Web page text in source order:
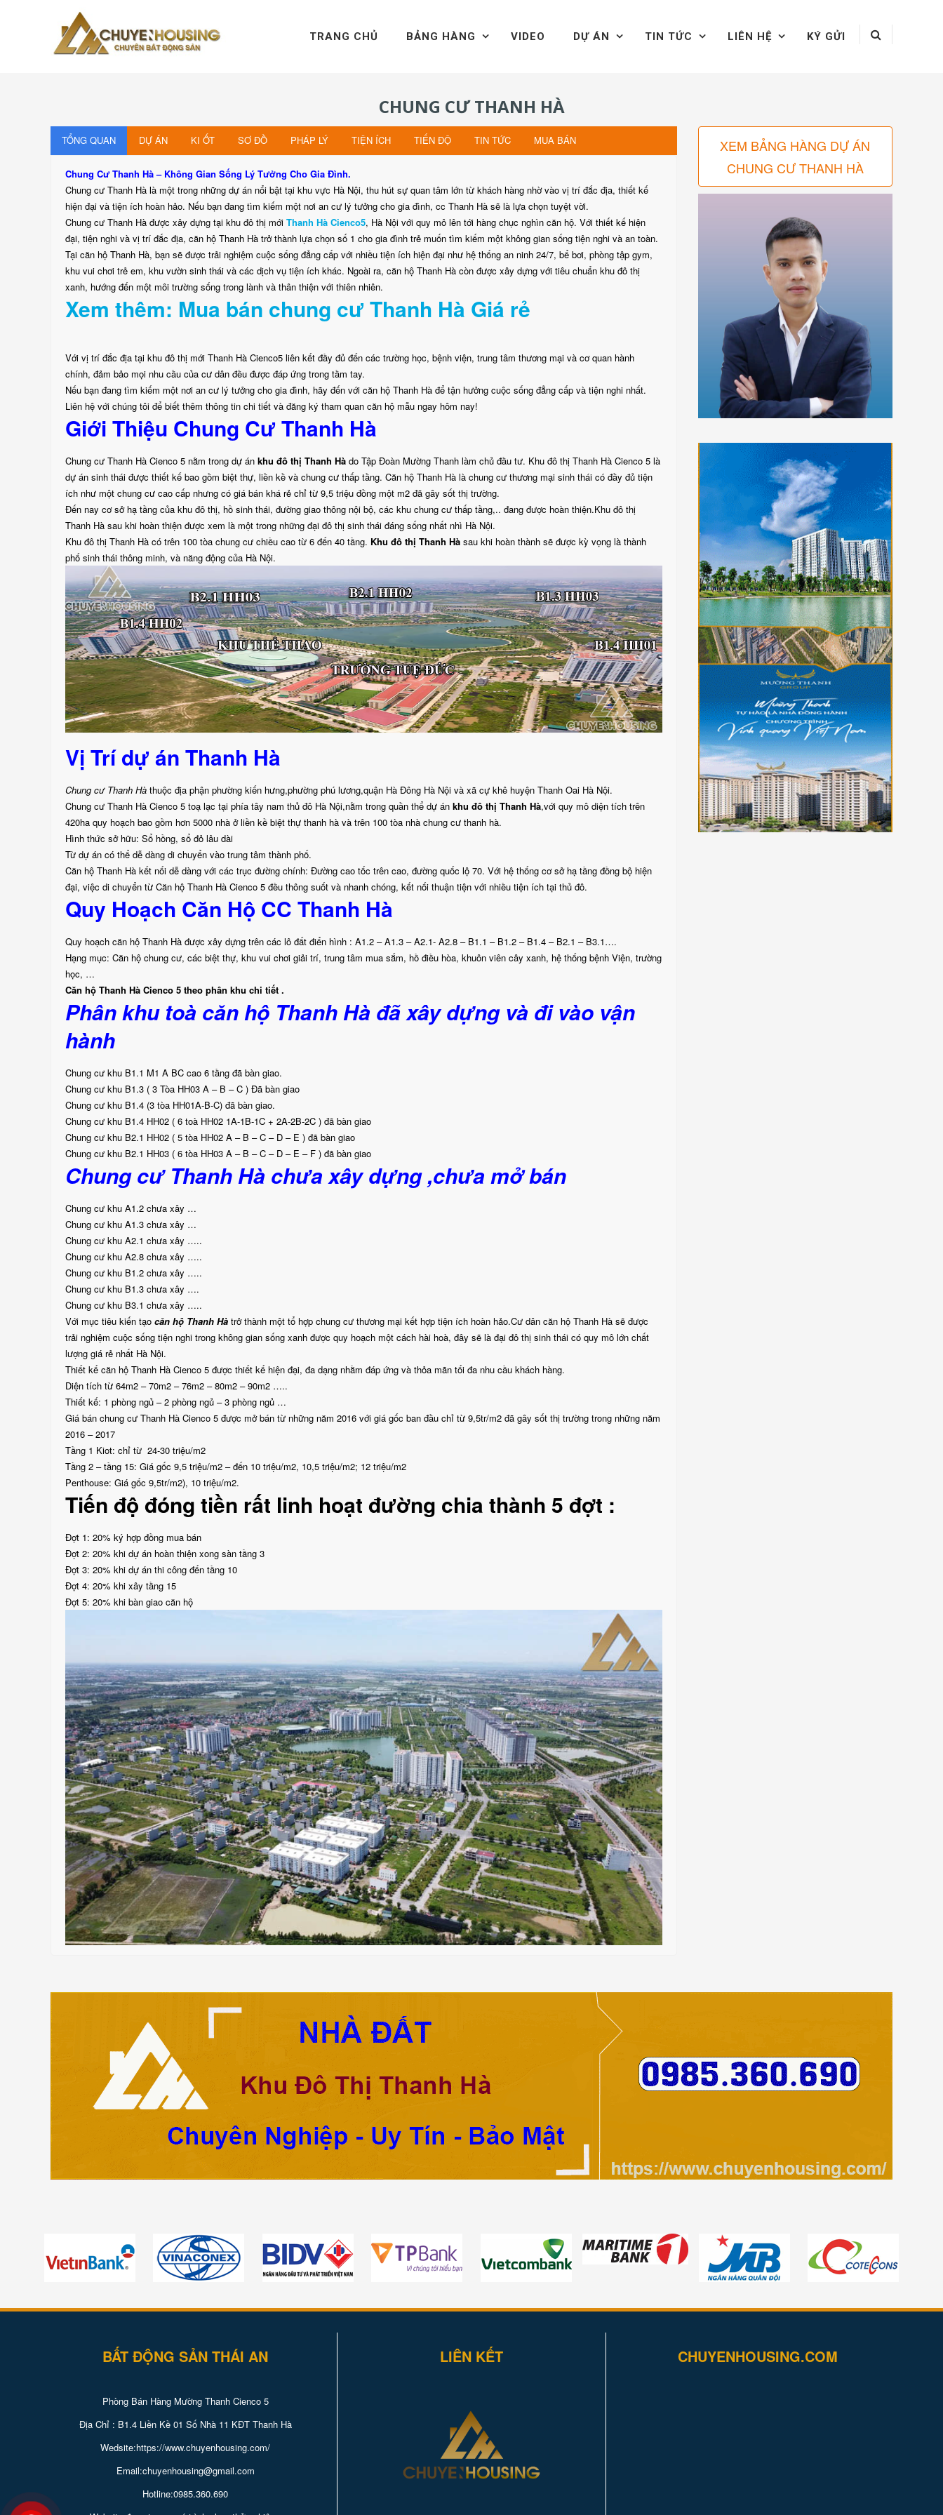
TRANG CHỦ BẢNG HÀNG VIDEO DỰ ÁN TIN TỨC LIÊN HỆ KÝ GỬI
CHUNG CƯ THANH HÀ
TỔNG QUAN DỰ ÁN KI ỐT SƠ ĐỒ PHÁP LÝ TIỆN ÍCH TIẾN ĐỘ TIN TỨC MUA BÁN
Chung Cư Thanh Hà – Không Gian Sống Lý Tưởng Cho Gia Đình.
Chung cư Thanh Hà là một trong những dự án nổi bật tại khu vực Hà Nội, thu hút sự quan tâm lớn từ khách hàng nhờ vào vị trí đắc địa, thiết kế
hiện đại và tiện ích hoàn hảo. Nếu bạn đang tìm kiếm một nơi an cư lý tưởng cho gia đình, cc Thanh Hà sẽ là lựa chọn tuyệt vời.
Chung cư Thanh Hà được xây dựng tại khu đô thị mới Thanh Hà Cienco5, Hà Nội với quy mô lên tới hàng chục nghìn căn hộ. Với thiết kế hiện
đại, tiện nghi và vị trí đắc địa, căn hộ Thanh Hà trở thành lựa chọn số 1 cho gia đình trẻ muốn tìm kiếm một không gian sống tiện nghi và an toàn.
Tại căn hộ Thanh Hà, bạn sẽ được trải nghiệm cuộc sống đẳng cấp với nhiều tiện ích hiện đại như hệ thống an ninh 24/7, bể bơi, phòng tập gym,
khu vui chơi trẻ em, khu vườn sinh thái và các dịch vụ tiện ích khác. Ngoài ra, căn hộ Thanh Hà còn được xây dựng với tiêu chuẩn khu đô thị
xanh, hướng đến một môi trường sống trong lành và thân thiện với thiên nhiên.
Xem thêm: Mua bán chung cư Thanh Hà Giá rẻ
Với vị trí đắc địa tại khu đô thị mới Thanh Hà Cienco5 liên kết đầy đủ đến các trường học, bệnh viện, trung tâm thương mại và cơ quan hành
chính, đảm bảo mọi nhu cầu của cư dân đều được đáp ứng trong tầm tay.
Nếu bạn đang tìm kiếm một nơi an cư lý tưởng cho gia đình, hãy đến với căn hộ Thanh Hà để tận hưởng cuộc sống đẳng cấp và tiện nghi nhất.
Liên hệ với chúng tôi để biết thêm thông tin chi tiết và đăng ký tham quan căn hộ mẫu ngay hôm nay!
Giới Thiệu Chung Cư Thanh Hà
Chung cư Thanh Hà Cienco 5 nằm trong dự án khu đô thị Thanh Hà do Tập Đoàn Mường Thanh làm chủ đầu tư. Khu đô thị Thanh Hà Cienco 5 là
dự án sinh thái được thiết kế bao gồm biệt thự, liền kề và chung cư thấp tầng. Căn hộ Thanh Hà là chung cư thương mại sinh thái có đầy đủ tiện
ích như một chung cư cao cấp nhưng có giá bán khá rẻ chỉ từ 9,5 triệu đồng một m2 đã gây sốt thị trường.
Đến nay cơ sở hạ tầng của khu đô thị, hồ sinh thái, đường giao thông nội bộ, các khu chung cư thấp tầng,.. đang được hoàn thiện.Khu đô thị
Thanh Hà sau khi hoàn thiện được xem là một trong những đại đô thị sinh thái đáng sống nhất nhì Hà Nội.
Khu đô thị Thanh Hà có trên 100 tòa chung cư chiều cao từ 6 đến 40 tầng. Khu đô thị Thanh Hà sau khi hoàn thành sẽ được kỳ vọng là thành
phố sinh thái thông minh, và năng động của Hà Nội.
Vị Trí dự án Thanh Hà
Chung cư Thanh Hà thuộc địa phận phường kiến hưng,phường phú lương,quận Hà Đông Hà Nội và xã cự khê huyện Thanh Oai Hà Nội.
Chung cư Thanh Hà Cienco 5 toạ lạc tại phía tây nam thủ đô Hà Nội,nằm trong quần thể dự án khu đô thị Thanh Hà,với quy mô diện tích trên
420ha quy hoạch bao gồm hơn 5000 nhà ở liền kề biệt thự thanh hà và trên 100 tòa nhà chung cư thanh hà.
Hình thức sở hữu: Sổ hồng, sổ đỏ lâu dài
Từ dự án có thể dễ dàng di chuyển vào trung tâm thành phố.
Căn hộ Thanh Hà kết nối dễ dàng với các trục đường chính: Đường cao tốc trên cao, đường quốc lộ 70. Với hệ thống cơ sở hạ tầng đồng bộ hiện
đại, việc di chuyển từ Căn hộ Thanh Hà Cienco 5 đều thông suốt và nhanh chóng, kết nối thuận tiện với nhiều tiện ích tại thủ đô.
Quy Hoạch Căn Hộ CC Thanh Hà
Quy hoạch căn hộ Thanh Hà được xây dựng trên các lô đất điển hình : A1.2 – A1.3 – A2.1- A2.8 – B1.1 – B1.2 – B1.4 – B2.1 – B3.1….
Hạng mục: Căn hộ chung cư, các biệt thự, khu vui chơi giải trí, trung tâm mua sắm, hồ điều hòa, khuôn viên cây xanh, hệ thống bệnh Viện, trường
học, …
Căn hộ Thanh Hà Cienco 5 theo phân khu chi tiết .
Phân khu toà căn hộ Thanh Hà đã xây dựng và đi vào vận
hành
Chung cư khu B1.1 M1 A BC cao 6 tầng đã bàn giao.
Chung cư khu B1.3 ( 3 Tòa HH03 A – B – C ) Đã bàn giao
Chung cư khu B1.4 (3 tòa HH01A-B-C) đã bàn giao.
Chung cư khu B1.4 HH02 ( 6 toà HH02 1A-1B-1C + 2A-2B-2C ) đã bàn giao
Chung cư khu B2.1 HH02 ( 5 tòa HH02 A – B – C – D – E ) đã bàn giao
Chung cư khu B2.1 HH03 ( 6 tòa HH03 A – B – C – D – E – F ) đã bàn giao
Chung cư Thanh Hà chưa xây dựng ,chưa mở bán
Chung cư khu A1.2 chưa xây …
Chung cư khu A1.3 chưa xây …
Chung cư khu A2.1 chưa xây …..
Chung cư khu A2.8 chưa xây …..
Chung cư khu B1.2 chưa xây …..
Chung cư khu B1.3 chưa xây ….
Chung cư khu B3.1 chưa xây …..
Với mục tiêu kiến tạo căn hộ Thanh Hà trở thành một tổ hợp chung cư thương mại kết hợp tiện ích hoàn hảo.Cư dân căn hộ Thanh Hà sẽ được
trải nghiệm cuộc sống tiện nghi trong không gian sống xanh được quy hoạch một cách hài hoà, đây sẽ là đại đô thị sinh thái có quy mô lớn chất
lượng giá rẻ nhất Hà Nội.
Thiết kế căn hộ Thanh Hà Cienco 5 được thiết kế hiện đại, đa dạng nhằm đáp ứng và thỏa mãn tối đa nhu cầu khách hàng.
Diện tích từ 64m2 – 70m2 – 76m2 – 80m2 – 90m2 …..
Thiết kế: 1 phòng ngủ – 2 phòng ngủ – 3 phòng ngủ …
Giá bán chung cư Thanh Hà Cienco 5 được mở bán từ những năm 2016 với giá gốc ban đầu chỉ từ 9,5tr/m2 đã gây sốt thị trường trong những năm
2016 – 2017
Tầng 1 Kiot: chỉ từ 24-30 triệu/m2
Tầng 2 – tầng 15: Giá gốc 9,5 triệu/m2 – đến 10 triệu/m2, 10,5 triệu/m2; 12 triệu/m2
Penthouse: Giá gốc 9,5tr/m2), 10 triệu/m2.
Tiến độ đóng tiền rất linh hoạt đường chia thành 5 đợt :
Đợt 1: 20% ký hợp đồng mua bán
Đợt 2: 20% khi dự án hoàn thiện xong sàn tầng 3
Đợt 3: 20% khi dự án thi công đến tầng 10
Đợt 4: 20% khi xây tầng 15
Đợt 5: 20% khi bàn giao căn hộ
XEM BẢNG HÀNG DỰ ÁN
CHUNG CƯ THANH HÀ
BẤT ĐỘNG SẢN THÁI AN
Phòng Bán Hàng Mường Thanh Cienco 5
Địa Chỉ : B1.4 Liền Kề 01 Số Nhà 11 KĐT Thanh Hà
Wedsite:https://www.chuyenhousing.com/
Email:chuyenhousing@gmail.com
Hotline:0985.360.690
LIÊN KẾT CHUYENHOUSING.COM